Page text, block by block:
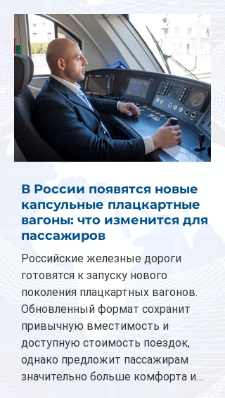
В России появятся новые
капсульные плацкартные
вагоны: что изменится для
пассажиров
Российские железные дороги
готовятся к запуску нового
поколения плацкартных вагонов.
Обновленный формат сохранит
привычную вместимость и
доступную стоимость поездок,
однако предложит пассажирам
значительно больше комфорта и